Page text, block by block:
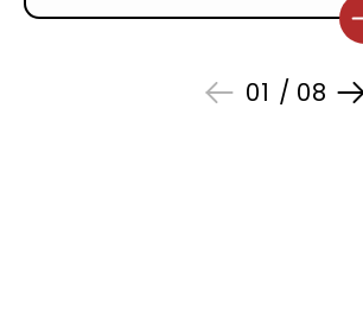
01 / 08